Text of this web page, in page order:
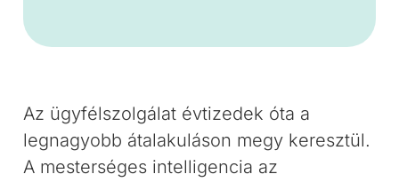
Az ügyfélszolgálat évtizedek óta a
legnagyobb átalakuláson megy keresztül.
A mesterséges intelligencia az